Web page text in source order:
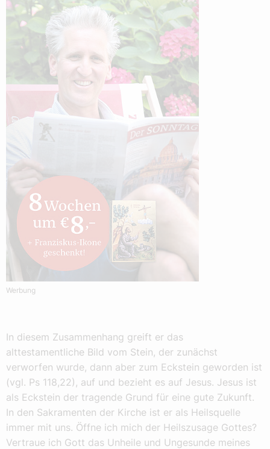
Werbung
In diesem Zusammenhang greift er das
alttestamentliche Bild vom Stein, der zunächst
verworfen wurde, dann aber zum Eckstein geworden ist
(vgl. Ps 118,22), auf und bezieht es auf Jesus. Jesus ist
als Eckstein der tragende Grund für eine gute Zukunft.
In den Sakramenten der Kirche ist er als Heilsquelle
immer mit uns. Öffne ich mich der Heilszusage Gottes?
Vertraue ich Gott das Unheile und Ungesunde meines